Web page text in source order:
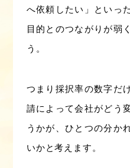
へ依頼したい」といっ
目的とのつながりが弱
う。
つまり採択率の数字だ
請によって会社がどう
うかが、ひとつの分か
いかと考えます。